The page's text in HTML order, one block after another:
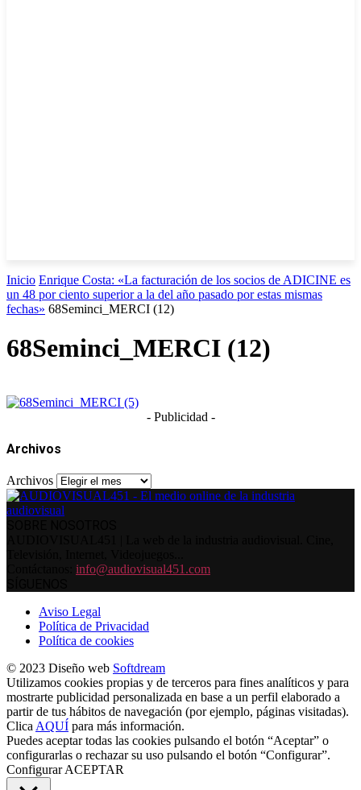
Inicio Enrique Costa: «La facturación de los socios de ADICINE es
un 48 por ciento superior a la del año pasado por estas mismas
fechas» 68Seminci_MERCI (12)
68Seminci_MERCI (12)
- Publicidad -
Archivos
Archivos
info@audiovisual451.com
Aviso Legal
Política de Privacidad
Política de cookies
© 2023 Diseño web Softdream
Utilizamos cookies propias y de terceros para fines analíticos y para
mostrarte publicidad personalizada en base a un perfil elaborado a
partir de tus hábitos de navegación (por ejemplo, páginas visitadas).
ClicaAQUÍ para más información.
Puedes aceptar todas las cookies pulsando el botón “Aceptar” o
configurarlas o rechazar su uso pulsando el botón “Configurar”.
ConfigurarACEPTAR